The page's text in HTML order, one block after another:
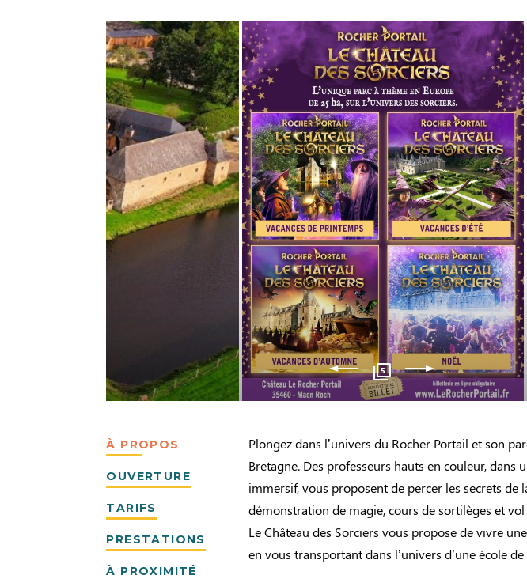
5
À PROPOS
OUVERTURE
TARIFS
PRESTATIONS
À PROXIMITÉ
Plongez dans l’univers du Rocher Portail et son
Bretagne. Des professeurs hauts en couleur, dans
immersif, vous proposent de percer les secrets de
démonstration de magie, cours de sortilèges et
Le Château des Sorciers vous propose de vivre
en vous transportant dans l’univers d’une école